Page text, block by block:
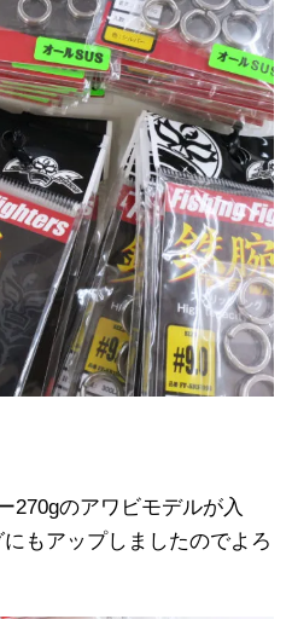
270gのアワビモデルが入
もアップしましたのでよろ